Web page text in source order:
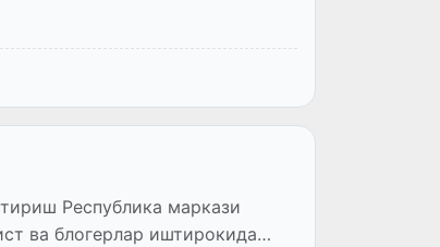
Республика маркази
ва блогерлар иштирокида